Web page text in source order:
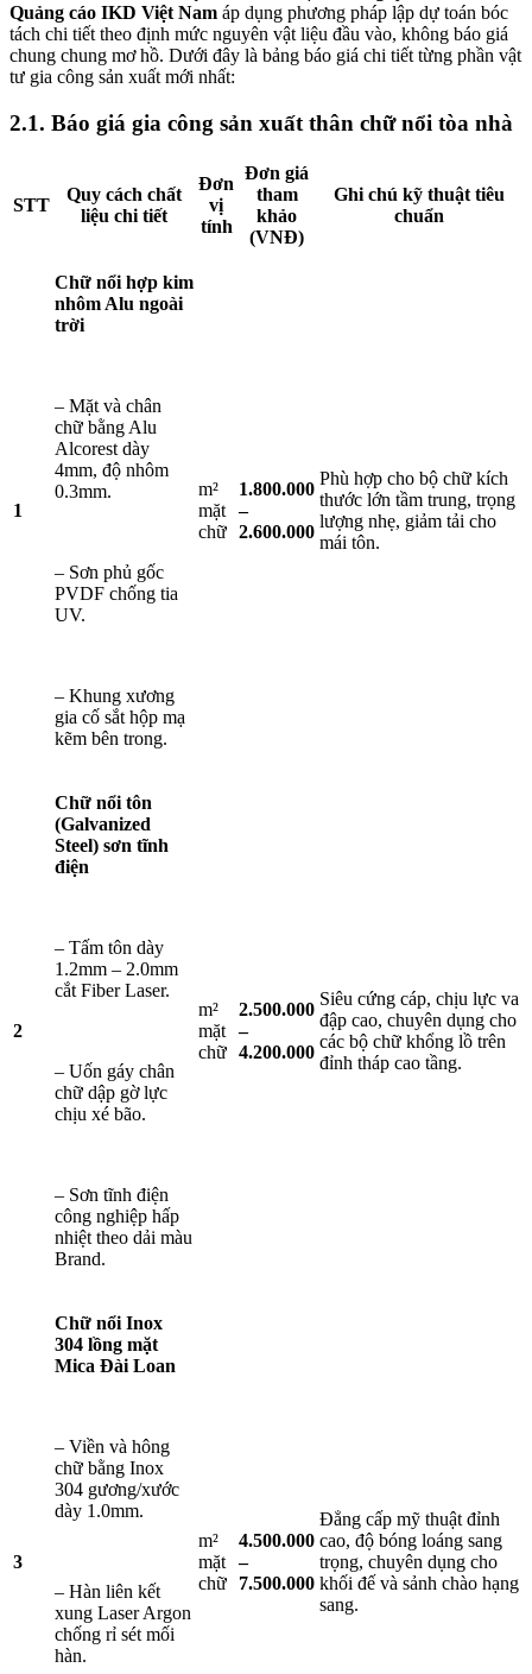
Quảng cáo IKD Việt Nam áp dụng phương pháp lập dự toán bóc
tách chi tiết theo định mức nguyên vật liệu đầu vào, không báo giá
chung chung mơ hồ. Dưới đây là bảng báo giá chi tiết từng phần vật
tư gia công sản xuất mới nhất:
2.1. Báo giá gia công sản xuất thân chữ nổi tòa nhà
STT
Quy cách chất
liệu chi tiết
Đơn
vị
tính
Đơn giá
tham
khảo
(VNĐ)
Ghi chú kỹ thuật tiêu
chuẩn
1
Chữ nổi hợp kim
nhôm Alu ngoài
trời
– Mặt và chân
chữ bằng Alu
Alcorest dày
4mm, độ nhôm
0.3mm.
– Sơn phủ gốc
PVDF chống tia
UV.
– Khung xương
gia cố sắt hộp mạ
kẽm bên trong.
m²
mặt
chữ
1.800.000
–
2.600.000
Phù hợp cho bộ chữ kích
thước lớn tầm trung, trọng
lượng nhẹ, giảm tải cho
mái tôn.
2
Chữ nổi tôn
(Galvanized
Steel) sơn tĩnh
điện
– Tấm tôn dày
1.2mm – 2.0mm
cắt Fiber Laser.
– Uốn gáy chân
chữ dập gờ lực
chịu xé bão.
– Sơn tĩnh điện
công nghiệp hấp
nhiệt theo dải màu
Brand.
m²
mặt
chữ
2.500.000
–
4.200.000
Siêu cứng cáp, chịu lực va
đập cao, chuyên dụng cho
các bộ chữ khổng lồ trên
đỉnh tháp cao tầng.
3
Chữ nổi Inox
304 lồng mặt
Mica Đài Loan
– Viền và hông
chữ bằng Inox
304 gương/xước
dày 1.0mm.
– Hàn liên kết
xung Laser Argon
chống rỉ sét mối
hàn.
m²
mặt
chữ
4.500.000
–
7.500.000
Đẳng cấp mỹ thuật đỉnh
cao, độ bóng loáng sang
trọng, chuyên dụng cho
khối đế và sảnh chào hạng
sang.